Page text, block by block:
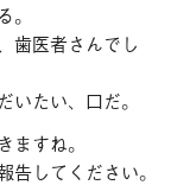
歯医者さんでし
いたい、口だ。
ますね。
してください。